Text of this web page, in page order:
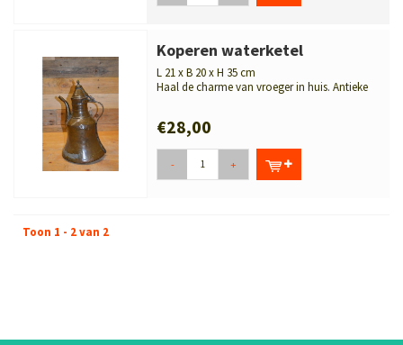
Koperen waterketel
L 21 x B 20 x H 35 cm
Haal de charme van vroeger in huis. Antieke
€28,00
- +
Toon 1 - 2 van 2